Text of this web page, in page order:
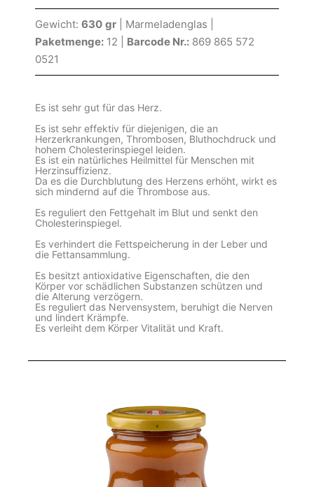
Gewicht: 630 gr | Marmeladenglas |
Paketmenge: 12 | Barcode Nr.: 869 865 572
0521
Es ist sehr gut für das Herz.
Es ist sehr effektiv für diejenigen, die an
Herzerkrankungen, Thrombosen, Bluthochdruck und
hohem Cholesterinspiegel leiden.
Es ist ein natürliches Heilmittel für Menschen mit
Herzinsuffizienz.
Da es die Durchblutung des Herzens erhöht, wirkt es
sich mindernd auf die Thrombose aus.
Es reguliert den Fettgehalt im Blut und senkt den
Cholesterinspiegel.
Es verhindert die Fettspeicherung in der Leber und
die Fettansammlung.
Es besitzt antioxidative Eigenschaften, die den
Körper vor schädlichen Substanzen schützen und
die Alterung verzögern.
Es reguliert das Nervensystem, beruhigt die Nerven
und lindert Krämpfe.
Es verleiht dem Körper Vitalität und Kraft.